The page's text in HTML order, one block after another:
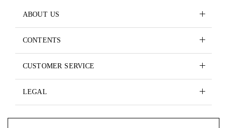
ABOUT US
CONTENTS
CUSTOMER SERVICE
LEGAL